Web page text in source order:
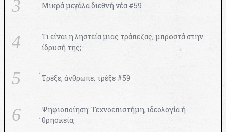
Μικρά μεγάλα διεθνή νέα #59
Τι είναι η ληστεία μιας τράπεζας, μπροστά στην
ίδρυσή της;
Τρέξε, άνθρωπε, τρέξε #59
Ψηφιοποίηση: Τεχνοεπιστήμη, ιδεολογία ή
θρησκεία;